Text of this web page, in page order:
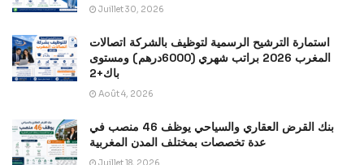
Juillet 30, 2026
استمارة الترشيح الرسمية لتوظيف بالشركة اتصالات
المغرب 2026 براتب شهري (6000درهم) ومستوى
باك+2
Août 4, 2026
بنك القرض العقاري والسياحي يوظف 46 منصب في
عدة تخصصات بمختلف المدن المغربية
Juillet 18, 2026